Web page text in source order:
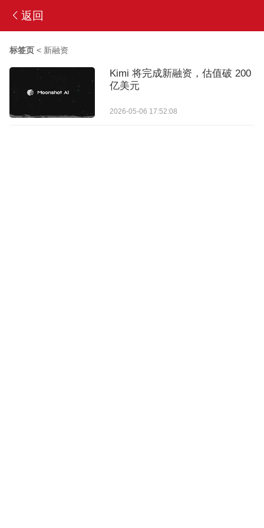
返回
标签页< 新融资
Kimi 将完成新融资，估值破 200
亿美元
2026-05-06 17:52:08